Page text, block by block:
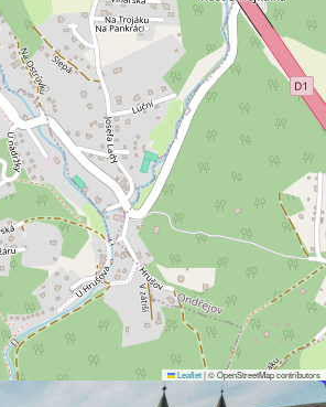
Leaflet|© OpenStreetMap contributors